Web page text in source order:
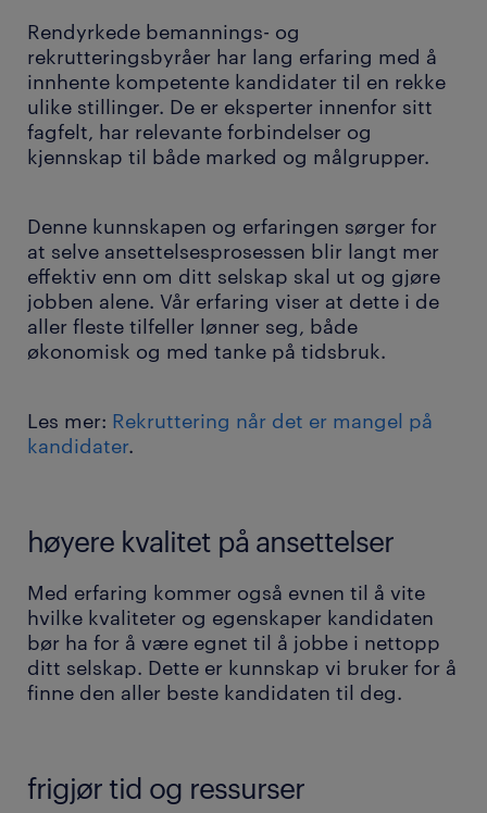
Rendyrkede bemannings- og
rekrutteringsbyråer har lang erfaring med å
innhente kompetente kandidater til en rekke
ulike stillinger. De er eksperter innenfor sitt
fagfelt, har relevante forbindelser og
kjennskap til både marked og målgrupper.
Denne kunnskapen og erfaringen sørger for
at selve ansettelsesprosessen blir langt mer
effektiv enn om ditt selskap skal ut og gjøre
jobben alene. Vår erfaring viser at dette i de
aller fleste tilfeller lønner seg, både
økonomisk og med tanke på tidsbruk.
Les mer: Rekruttering når det er mangel på
kandidater.
høyere kvalitet på ansettelser
Med erfaring kommer også evnen til å vite
hvilke kvaliteter og egenskaper kandidaten
bør ha for å være egnet til å jobbe i nettopp
ditt selskap. Dette er kunnskap vi bruker for å
finne den aller beste kandidaten til deg.
frigjør tid og ressurser